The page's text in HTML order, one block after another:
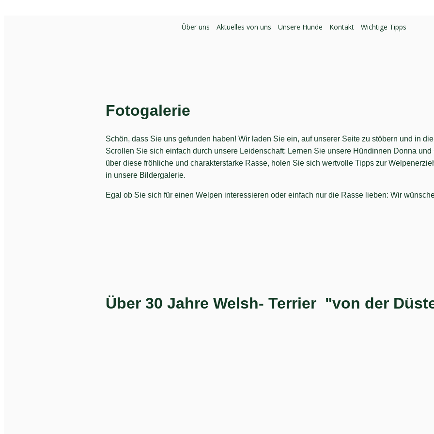
Über uns Aktuelles von uns Unsere Hunde Kontakt
Fotogalerie
Schön, dass Sie uns gefunden haben! Wir laden Sie ein, auf unserer Seite zu stöbern und in
Scrollen Sie sich einfach durch unsere Leidenschaft: Lernen Sie unsere Hündinnen Donna
über diese fröhliche und charakterstarke Rasse, holen Sie sich wertvolle Tipps zur
in unsere Bildergalerie.
Egal ob Sie sich für einen Welpen interessieren oder einfach nur die Rasse lieben: Wir
Über 30 Jahre Welsh- Terrier  "von der